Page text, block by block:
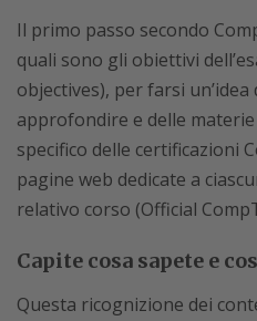
Il primo passo secondo
quali sono gli obiettivi
objectives), per farsi
approfondire e delle
specifico delle certificazioni
pagine web dedicate a
relativo corso (Official
Capite cosa sapete e
Questa ricognizione dei